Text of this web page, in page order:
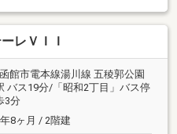
レＶＩＩ
函館市電本線湯川線 五稜郭公園
バス19分/「昭和2丁目」バス停
3分
8ヶ月 / 2階建